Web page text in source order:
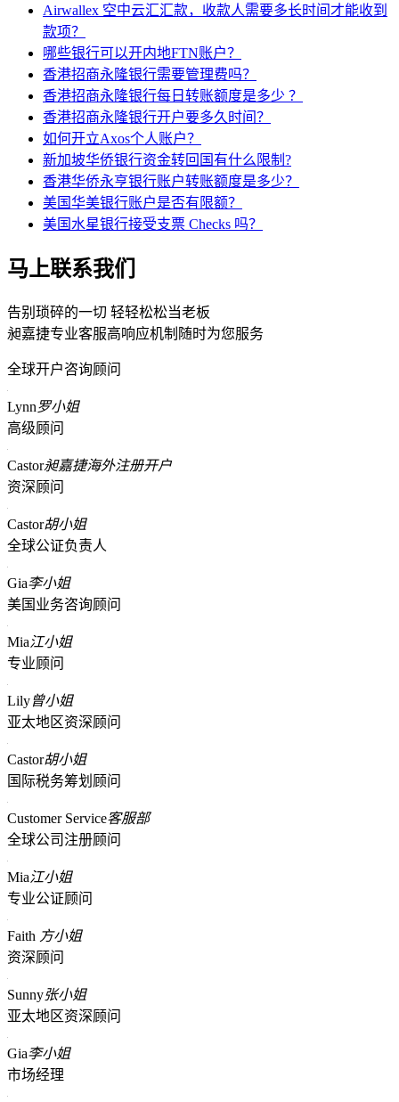
Airwallex 空中云汇汇款，收款人需要多长时间才能收到
款项？
哪些银行可以开内地FTN账户？
香港招商永隆银行需要管理费吗？
香港招商永隆银行每日转账额度是多少 ？
香港招商永隆银行开户要多久时间？
如何开立Axos个人账户？
新加坡华侨银行资金转回国有什么限制?
香港华侨永亨银行账户转账额度是多少？
美国华美银行账户是否有限额？
美国水星银行接受支票 Checks 吗？
马上联系我们
告别琐碎的一切 轻轻松松当老板
昶嘉捷专业客服高响应机制随时为您服务
全球开户咨询顾问
Lynn罗小姐
高级顾问
Castor昶嘉捷海外注册开户
资深顾问
Castor胡小姐
全球公证负责人
Gia李小姐
美国业务咨询顾问
Mia江小姐
专业顾问
Lily曾小姐
亚太地区资深顾问
Castor胡小姐
国际税务筹划顾问
Customer Service客服部
全球公司注册顾问
Mia江小姐
专业公证顾问
Faith 方小姐
资深顾问
Sunny张小姐
亚太地区资深顾问
Gia李小姐
市场经理